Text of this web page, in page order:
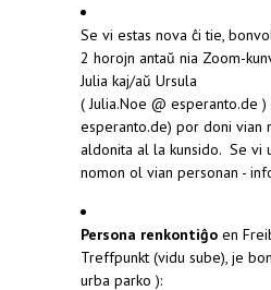
Se vi estas nova ĉi tie,
2 horojn antaŭ nia Zoom-
Julia kaj/aŭ Ursula
( Julia.Noe @ esperanto.de
esperanto.de) por doni vian
aldonita al la kunsido. Se vi
nomon ol vian personan -
Persona renkontiĝo en
Treffpunkt (vidu sube), je
urba parko ):